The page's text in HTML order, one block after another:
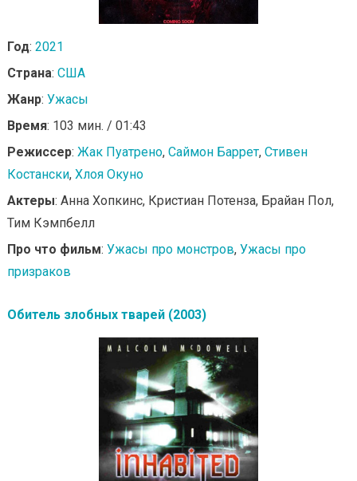
Год: 2021
Страна: США
Жанр: Ужасы
Время: 103 мин. / 01:43
Режиссер: Жак Пуатрено, Саймон Баррет, Стивен
Костански, Хлоя Окуно
Актеры: Анна Хопкинс, Кристиан Потенза, Брайан Пол,
Тим Кэмпбелл
Про что фильм: Ужасы про монстров, Ужасы про
призраков
Обитель злобных тварей (2003)